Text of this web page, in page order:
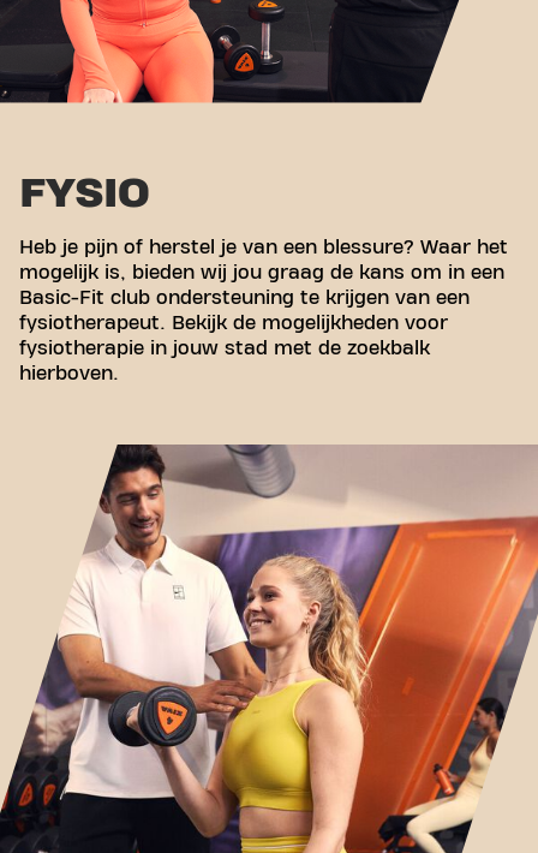
FYSIO
Heb je pijn of herstel je van een blessure? Waar het
mogelijk is, bieden wij jou graag de kans om in een
Basic-Fit club ondersteuning te krijgen van een
fysiotherapeut. Bekijk de mogelijkheden voor
fysiotherapie in jouw stad met de zoekbalk
hierboven.